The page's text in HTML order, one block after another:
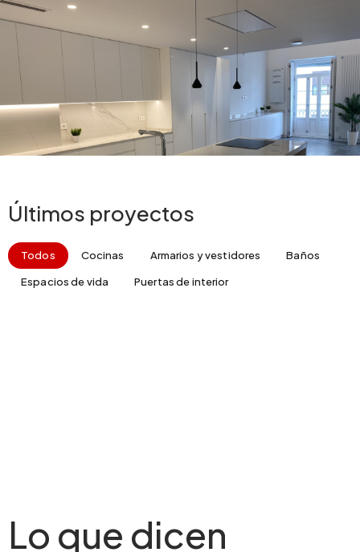
Últimos proyectos
Todos Cocinas Armarios y vestidores Baños
Espacios de vida Puertas de interior
Lo que dicen